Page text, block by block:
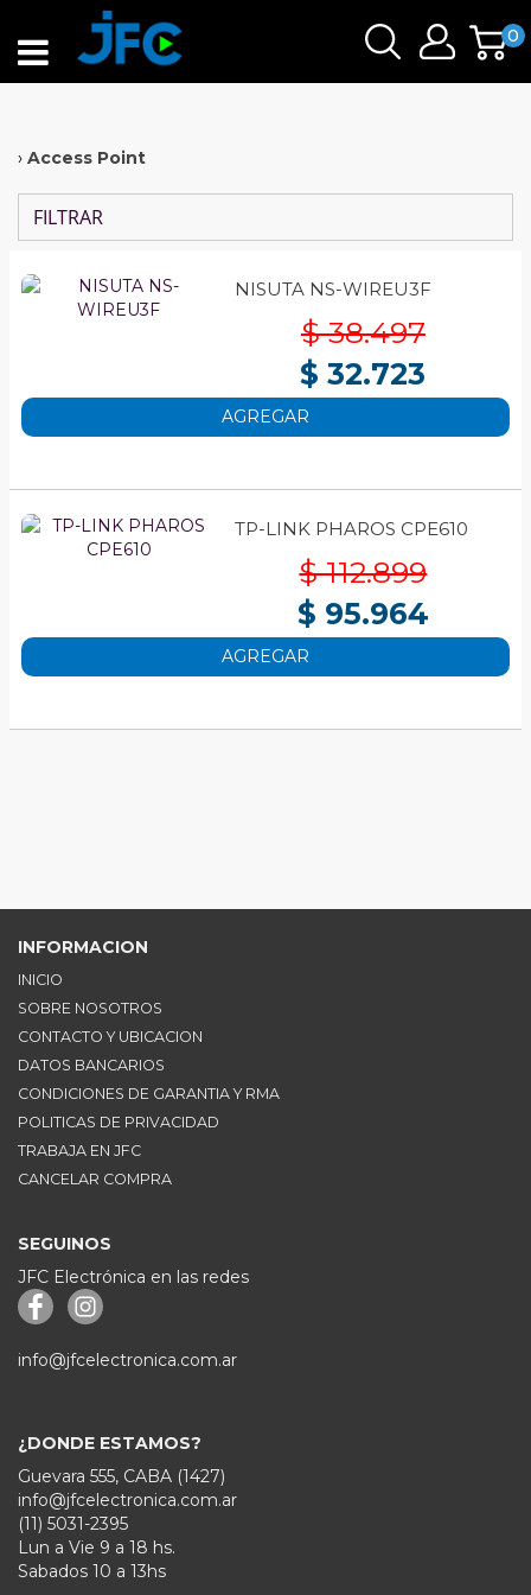
0
› Access Point
FILTRAR
NISUTA NS-WIREU3F
$ 38.497
$ 32.723
AGREGAR
TP-LINK PHAROS CPE610
$ 112.899
$ 95.964
AGREGAR
INFORMACION
INICIO
SOBRE NOSOTROS
CONTACTO Y UBICACION
DATOS BANCARIOS
CONDICIONES DE GARANTIA Y RMA
POLITICAS DE PRIVACIDAD
TRABAJA EN JFC
CANCELAR COMPRA
SEGUINOS
JFC Electrónica en las redes
info@jfcelectronica.com.ar
¿DONDE ESTAMOS?
Guevara 555, CABA (1427)
info@jfcelectronica.com.ar
(11) 5031-2395
Lun a Vie 9 a 18 hs.
Sabados 10 a 13hs